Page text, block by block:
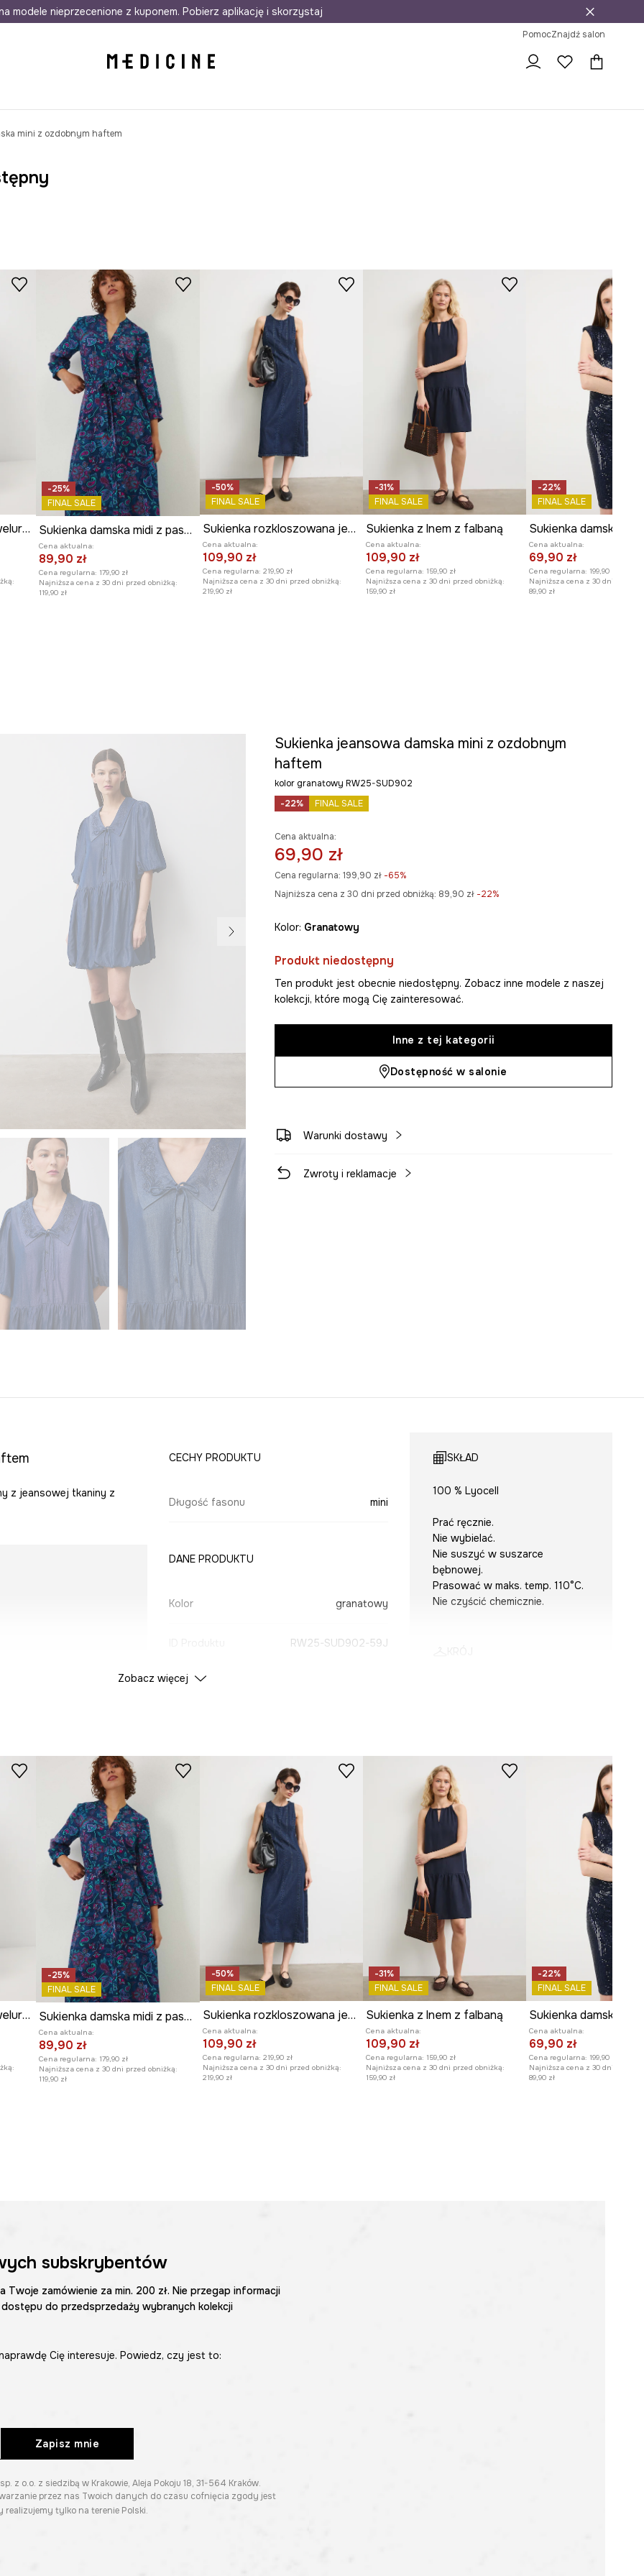
w 24h Darmowa dostawa do salonów 30 dni na zwrot
modele nieprzecenione z kuponem. Pobierz aplikację i skorzystaj
PomocZnajdź salon
mini z ozdobnym haftem
Sukienka damska mini welurowa
-25%
FINAL SALE
Sukienka damska midi z paskiem wzorzysta kolor granatowy
Cena aktualna:
89,90 zł
Cena regularna: 179,90 zł
Najniższa cena z 30 dni przed obniżką:
119,90 zł
-50%
FINAL SALE
Sukienka rozkloszowana jeansowa
Cena aktualna:
109,90 zł
Cena regularna: 219,90 zł
Najniższa cena z 30 dni przed obniżką:
219,90 zł
-31%
FINAL SALE
Sukienka z lnem z falbaną
Cena aktualna:
109,90 zł
Cena regularna: 159,90 zł
Najniższa cena z 30 dni przed obniżką:
159,90 zł
-22%
FINAL SALE
Cena aktualna:
69,90 zł
Cena regularna: 199,90 zł
Najniższa cena z 30 dni przed
89,90 zł
Sukienka jeansowa damska mini z ozdobnym
haftem
kolor granatowy RW25-SUD902
-22%
FINAL SALE
Cena aktualna:
69,90 zł
Cena regularna: 199,90 zł-65%
Najniższa cena z 30 dni przed obniżką: 89,90 zł -22%
Kolor: granatowy
Produkt niedostępny
Ten produkt jest obecnie niedostępny. Zobacz inne modele z naszej
kolekcji, które mogą Cię zainteresować.
Inne z tej kategorii
Dostępność w salonie
Warunki dostawy
Zwroty i reklamacje
z jeansowej tkaniny z
CECHY PRODUKTU
Długość fasonu mini
DANE PRODUKTU
Kolor granatowy
RW25-SUD902-59J
SKŁAD
100 % Lyocell
Prać ręcznie.
Nie wybielać.
Nie suszyć w suszarce
bębnowej.
Prasować w maks. temp. 110°C.
Nie czyścić chemicznie.
WYMIARY
Zobacz wymiary produktu
Zobacz więcej
Sukienka damska mini welurowa
-25%
FINAL SALE
Sukienka damska midi z paskiem wzorzysta kolor granatowy
Cena aktualna:
89,90 zł
Cena regularna: 179,90 zł
Najniższa cena z 30 dni przed obniżką:
119,90 zł
-50%
FINAL SALE
Sukienka rozkloszowana jeansowa
Cena aktualna:
109,90 zł
Cena regularna: 219,90 zł
Najniższa cena z 30 dni przed obniżką:
219,90 zł
-31%
FINAL SALE
Sukienka z lnem z falbaną
Cena aktualna:
109,90 zł
Cena regularna: 159,90 zł
Najniższa cena z 30 dni przed obniżką:
159,90 zł
-22%
FINAL SALE
Cena aktualna:
69,90 zł
Cena regularna: 199,90 zł
Najniższa cena z 30 dni przed
89,90 zł
subskrybentów
zamówienie za min. 200 zł. Nie przegap informacji
do przedsprzedaży wybranych kolekcji
Cię interesuje. Powiedz, czy jest to:
Zapisz mnie
o.o. z siedzibą w Krakowie, Aleja Pokoju 18, 31-564 Kraków.
przez nas Twoich danych do czasu cofnięcia zgody jest
realizujemy tylko na terenie Polski.